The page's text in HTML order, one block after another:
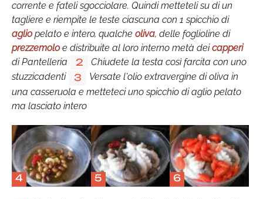
corrente e fateli sgocciolare. Quindi metteteli su di un
tagliere e riempite le teste ciascuna con 1 spicchio di
agliopelato e intero, qualche oliva, delle foglioline di
prezzemoloe distribuite al loro interno metà deicapperi
di Pantelleria
2
Chiudete la testa così farcita con uno
stuzzicadenti
3
Versate l'olio extravergine di oliva in
una casseruola e metteteci uno spicchio di aglio pelato
ma lasciato intero
4 5 6